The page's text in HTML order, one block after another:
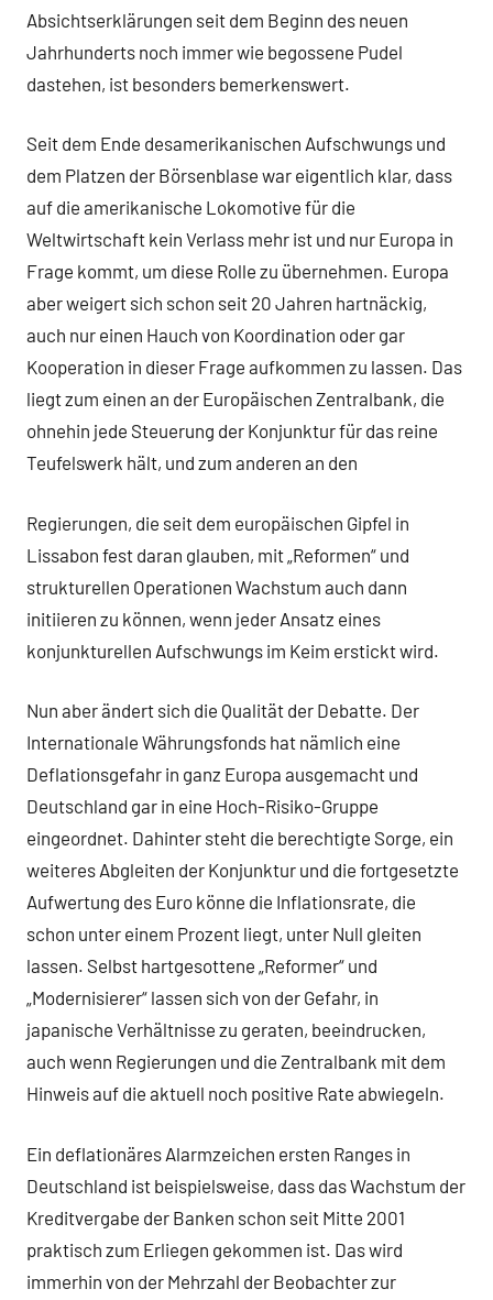
Absichtserklärungen seit dem Beginn des neuen
Jahrhunderts noch immer wie begossene Pudel
dastehen, ist besonders bemerkenswert.
Seit dem Ende desamerikanischen Aufschwungs und
dem Platzen der Börsenblase war eigentlich klar, dass
auf die amerikanische Lokomotive für die
Weltwirtschaft kein Verlass mehr ist und nur Europa in
Frage kommt, um diese Rolle zu übernehmen. Europa
aber weigert sich schon seit 20 Jahren hartnäckig,
auch nur einen Hauch von Koordination oder gar
Kooperation in dieser Frage aufkommen zu lassen. Das
liegt zum einen an der Europäischen Zentralbank, die
ohnehin jede Steuerung der Konjunktur für das reine
Teufelswerk hält, und zum anderen an den
Regierungen, die seit dem europäischen Gipfel in
Lissabon fest daran glauben, mit „Reformen“ und
strukturellen Operationen Wachstum auch dann
initiieren zu können, wenn jeder Ansatz eines
konjunkturellen Aufschwungs im Keim erstickt wird.
Nun aber ändert sich die Qualität der Debatte. Der
Internationale Währungsfonds hat nämlich eine
Deflationsgefahr in ganz Europa ausgemacht und
Deutschland gar in eine Hoch-Risiko-Gruppe
eingeordnet. Dahinter steht die berechtigte Sorge, ein
weiteres Abgleiten der Konjunktur und die fortgesetzte
Aufwertung des Euro könne die Inflationsrate, die
schon unter einem Prozent liegt, unter Null gleiten
lassen. Selbst hartgesottene „Reformer“ und
„Modernisierer“ lassen sich von der Gefahr, in
japanische Verhältnisse zu geraten, beeindrucken,
auch wenn Regierungen und die Zentralbank mit dem
Hinweis auf die aktuell noch positive Rate abwiegeln.
Ein deflationäres Alarmzeichen ersten Ranges in
Deutschland ist beispielsweise, dass das Wachstum der
Kreditvergabe der Banken schon seit Mitte 2001
praktisch zum Erliegen gekommen ist. Das wird
immerhin von der Mehrzahl der Beobachter zur